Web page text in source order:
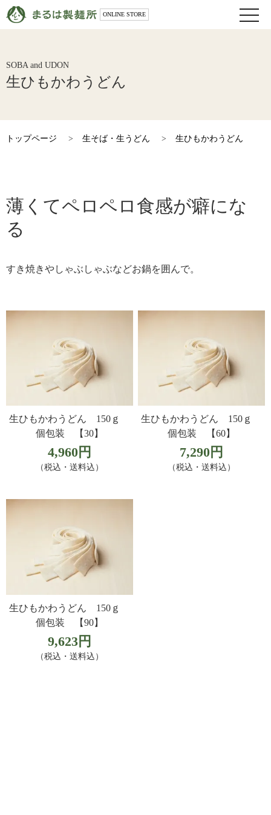
ONLINE STORE
toggle
SOBA and UDON
生ひもかわうどん
トップページ > 生そば・生うどん > 生ひもかわうどん
薄くてペロペロ食感が癖にな
る
すき焼きやしゃぶしゃぶなどお鍋を囲んで。
生ひもかわうどん 150ｇ
個包装 【30】
4,960円
（税込・送料込）
生ひもかわうどん 150ｇ
個包装 【60】
7,290円
（税込・送料込）
生ひもかわうどん 150ｇ
個包装 【90】
9,623円
（税込・送料込）